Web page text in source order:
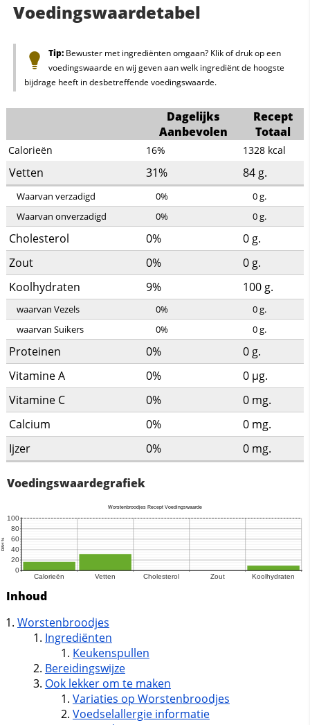
Voedingswaardetabel
Tip:Bewuster met ingrediënten omgaan? Klik of druk op een
voedingswaarde en wij geven aan welk ingrediënt de hoogste
bijdrage heeft in desbetreffende voedingswaarde.
Dagelijks
Aanbevolen
Recept
Totaal
Calorieën 16% 1328 kcal
Vetten 31% 84 g.
Waarvan verzadigd 0% 0g.
Waarvan onverzadigd
0% 0g.
Cholesterol 0% 0 g.
Zout
0% 0 g.
Koolhydraten
9% 100 g.
waarvan Vezels 0% 0g.
waarvan Suikers
0% 0g.
Proteinen 0% 0 g.
Vitamine A
0% 0 µg.
Vitamine C
0% 0 mg.
Calcium
0% 0 mg.
Ijzer
0% 0 mg.
Voedingswaardegrafiek
Inhoud
Worstenbroodjes
Ingrediënten
Keukenspullen
Bereidingswijze
Ook lekker om te maken
Variaties op Worstenbroodjes
Voedselallergie informatie